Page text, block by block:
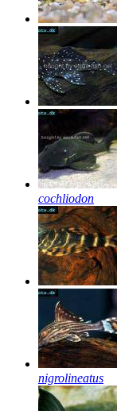
cochliodon
nigrolineatus